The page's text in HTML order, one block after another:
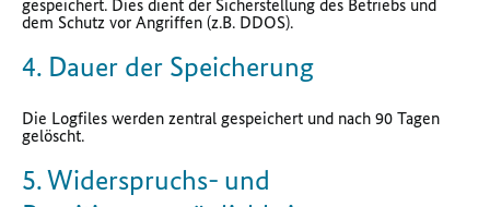
gespeichert. Dies dient der Sicherstellung des Betriebs und
dem Schutz vor Angriffen (z.B. DDOS).
4. Dauer der Speicherung
Die Logfiles werden zentral gespeichert und nach 90 Tagen
gelöscht.
5. Widerspruchs- und